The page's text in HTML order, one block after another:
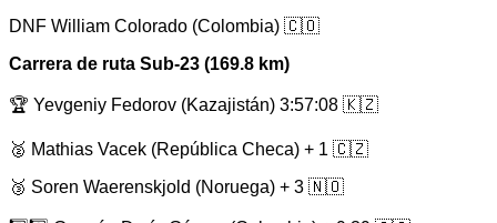
DNF William Colorado (Colombia) 🇨🇴
Carrera de ruta Sub-23 (169.8 km)
🏆 Yevgeniy Fedorov (Kazajistán) 3:57:08 🇰🇿
🥈 Mathias Vacek (República Checa) + 1 🇨🇿
🥉 Soren Waerenskjold (Noruega) + 3 🇳🇴